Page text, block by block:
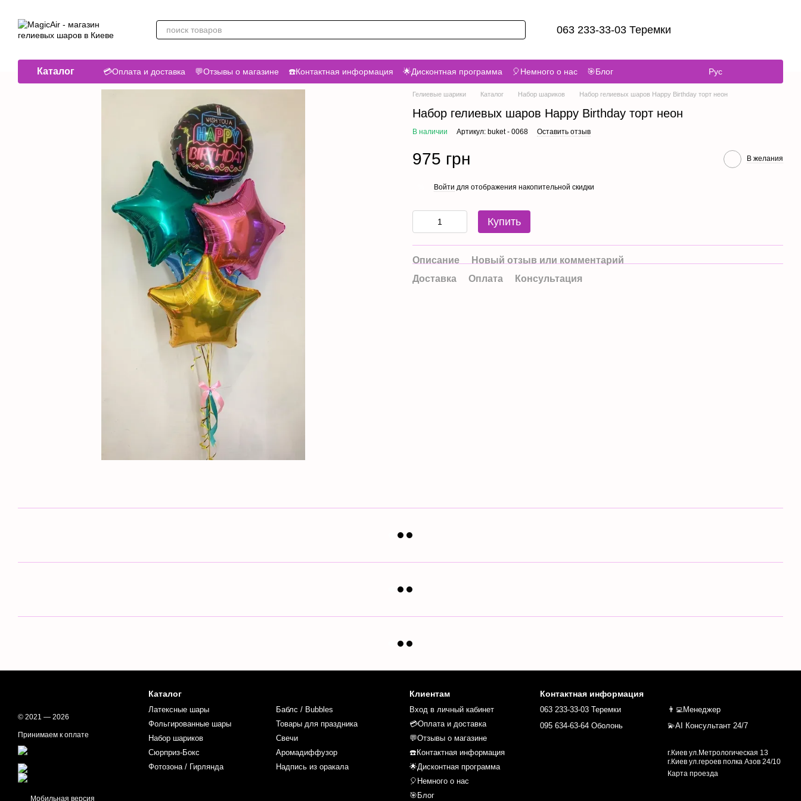
063 233-33-03 Теремки
Каталог 💳Оплата и доставка 💬Отзывы о магазине ☎️Контактная информация 🌟Дисконтная программа 🎈Немного о нас 🎯Блог Рус
Гелиевые шарики Каталог Набор шариков Набор гелиевых шаров Happy Birthday торт неон
Набор гелиевых шаров Happy Birthday торт неон
В наличии Артикул: buket - 0068 Оставить отзыв
975 грн В желания
Войти для отображения накопительной скидки
Купить
Описание
Новый отзыв или комментарий
Доставка
Оплата Консультация
© 2021 — 2026
Принимаем к оплате
Мобильная версия
Каталог
Латексные шары
Фольгированные шары
Набор шариков
Сюрприз-Бокс
Фотозона / Гирлянда
Баблс / Bubbles
Товары для праздника
Свечи
Аромадиффузор
Надпись из оракала
Клиентам
Вход в личный кабинет
💳Оплата и доставка
💬Отзывы о магазине
☎️Контактная информация
🌟Дисконтная программа
🎈Немного о нас
🎯Блог
Контактная информация
063 233-33-03 Теремки
095 634-63-64 Оболонь
👨‍💻Менеджер
💫AI Консультант 24/7
г.Киев ул.Метрологическая 13
г.Киев ул.героев полка Азов 24/10
Карта проезда